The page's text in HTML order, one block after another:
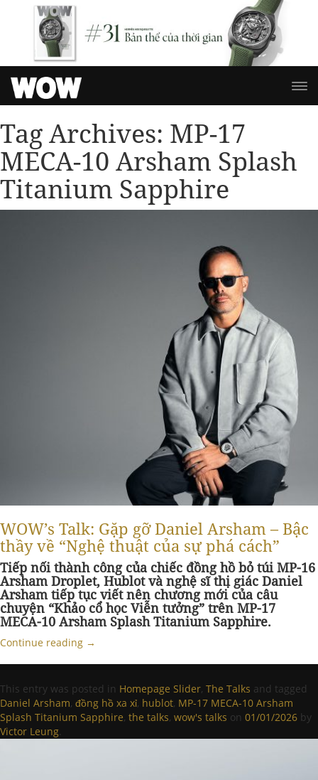
Tag Archives: MP-17
MECA-10 Arsham Splash
Titanium Sapphire
WOW’s Talk: Gặp gỡ Daniel Arsham – Bậc
thầy về “Nghệ thuật của sự phá cách”
Tiếp nối thành công của chiếc đồng hồ bỏ túi MP-16
Arsham Droplet, Hublot và nghệ sĩ thị giác Daniel
Arsham tiếp tục viết nên chương mới của câu
chuyện “Khảo cổ học Viễn tưởng” trên MP-17
MECA-10 Arsham Splash Titanium Sapphire.
Continue reading →
This entry was posted in Homepage Slider, The Talks and tagged
Daniel Arsham, đồng hồ xa xỉ, hublot, MP-17 MECA-10 Arsham
Splash Titanium Sapphire, the talks, wow's talks on 01/01/2026 by
Victor Leung.